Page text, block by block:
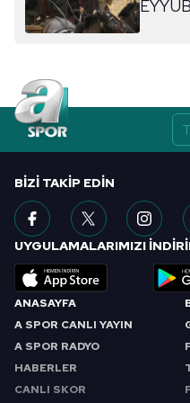
almak için lütfentıklayınız
ANASAYFA
A SPOR CANLI YAYIN
A SPOR RADYO
HABERLER
CANLI SKOR
BIZI TAKIP EDIN
UYGULAMALARIMIZI